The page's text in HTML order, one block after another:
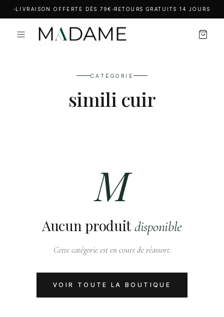
LIVRAISON OFFERTE DÈS 79€ RETOURS GRATUITS 14 JOURS
CATÉGORIE
simili cuir
M
Aucun produitdisponible
Cette catégorie est en cours de réassort.
VOIR TOUTE LA BOUTIQUE